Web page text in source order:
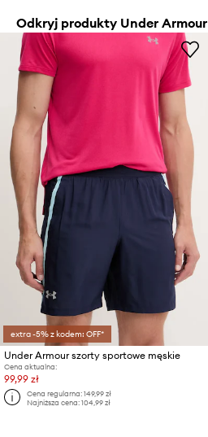
Odkryj produkty Under Armour
extra -5% z kodem: OFF*
Under Armour szorty sportowe męskie
Cena aktualna:
99,99 zł
Cena regularna:149,99 zł
Najniższa cena:104,99 zł